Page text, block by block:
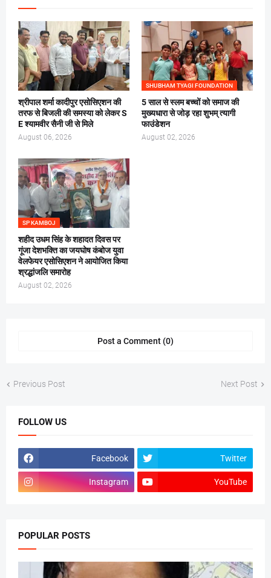
श्रीपाल शर्मा कादीपुर एसोसिएशन की
तरफ से बिजली की समस्या को लेकर S
E श्यामवीर सैनी जी से मिले
August 06, 2026
SHUBHAM TYAGI FOUNDATION
5 साल से स्लम बच्चों को समाज की
मुख्यधारा से जोड़ रहा शुभम् त्यागी
फाउंडेशन
August 02, 2026
SP KAMBOJ
शहीद उधम सिंह के शहादत दिवस पर
गूंजा देशभक्ति का जयघोष कंबोज युवा
वेलफेयर एसोसिएशन ने आयोजित किया
श्रद्धांजलि समारोह
August 02, 2026
Post a Comment (0)
Previous Post Next Post
FOLLOW US
Facebook Twitter
Instagram YouTube
POPULAR POSTS